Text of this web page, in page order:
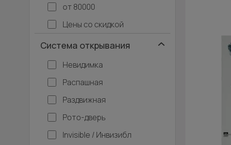
от 80000
Цены со скидкой
Система открывания
Невидимка
Распашная
Раздвижная
Рото-дверь
Invisible / Инвизибл